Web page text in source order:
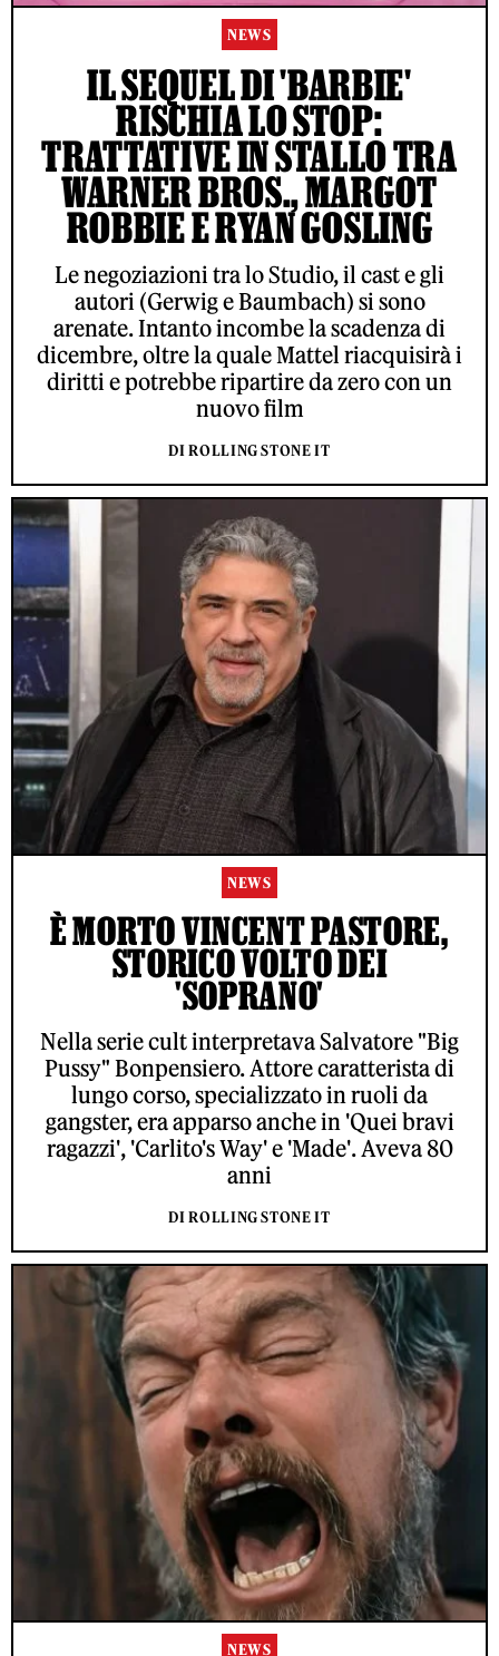
NEWS
IL SEQUEL DI 'BARBIE'
RISCHIA LO STOP:
TRATTATIVE IN STALLO TRA
WARNER BROS., MARGOT
ROBBIE E RYAN GOSLING
Le negoziazioni tra lo Studio, il cast e gli
autori (Gerwig e Baumbach) si sono
arenate. Intanto incombe la scadenza di
dicembre, oltre la quale Mattel riacquisirà i
diritti e potrebbe ripartire da zero con un
nuovo film
DI ROLLING STONE IT
NEWS
È MORTO VINCENT PASTORE,
STORICO VOLTO DEI
'SOPRANO'
Nella serie cult interpretava Salvatore "Big
Pussy" Bonpensiero. Attore caratterista di
lungo corso, specializzato in ruoli da
gangster, era apparso anche in 'Quei bravi
ragazzi', 'Carlito's Way' e 'Made'. Aveva 80
anni
DI ROLLING STONE IT
NEWS